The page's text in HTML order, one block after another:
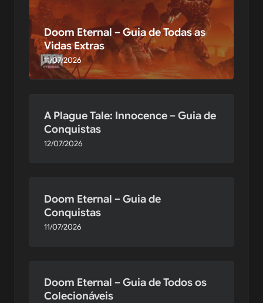
Doom Eternal – Guia de Todas as
Vidas Extras
11/07/2026
A Plague Tale: Innocence – Guia de
Conquistas
12/07/2026
Doom Eternal – Guia de
Conquistas
11/07/2026
Doom Eternal – Guia de Todos os
Colecionáveis